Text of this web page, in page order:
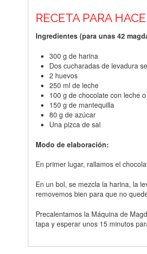
RECETA PARA
Ingredientes (para unas 42
300 g de harina
Dos cucharadas de levadura
2 huevos
250 ml de leche
100 g de chocolate con leche
150 g de mantequilla
80 g de azúcar
Una pizca de sal
Modo de elaboración:
En primer lugar, rallamos el
En un bol, se mezcla la harina, la
removemos bien para que no
Precalentamos la Máquina de
tapa y esperar unos 15 minutos